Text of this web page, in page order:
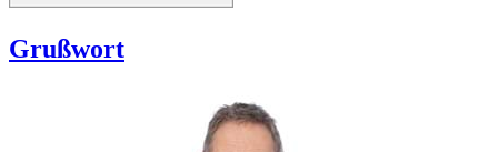
Grußwort